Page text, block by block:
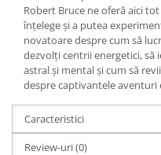
Robert Bruce ne oferă aici
înţelege şi a putea
novatoare despre cum să
dezvolţi centrii energetici, să
astral şi mental şi cum să
despre captivantele
Caracteristici
Review-uri(0)